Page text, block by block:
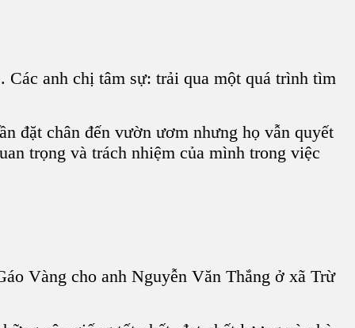
anh chị tâm sự: trải qua một quá trình tìm
đặt chân đến vườn ươm nhưng họ vẫn quyết
trọng và trách nhiệm của mình trong việc
Vàng cho anh Nguyễn Văn Thắng ở xã Trừ